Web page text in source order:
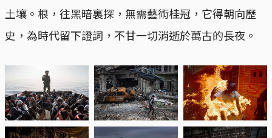
土壤。根，往黑暗裏探，無需藝術桂冠，它得朝向歷
史，為時代留下證詞，不甘一切消逝於萬古的長夜。